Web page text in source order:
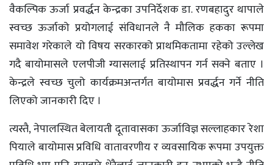
वैकल्पिक ऊर्जा प्रवर्द्धन केन्द्रका उपनिर्देशक डा. रणबहादुर थापाले
स्वच्छ ऊर्जाको प्रयोगलाई संविधानले नै मौलिक हकका रूपमा
समावेश गरेकाले यो विषय सरकारको प्राथमिकतामा रहेको उल्लेख
गदै बायोमासले एलपीजी ग्यासलाई प्रतिस्थापन गर्न सक्ने बताए ।
केन्द्रले स्वच्छ चुलो कार्यक्रमअन्तर्गत बायोमास प्रवर्द्धन गर्ने नीति
लिएको जानकारी दिए ।
त्यस्तै, नेपालस्थित बेलायती दूतावासका ऊर्जाविज्ञ सल्लाहकार रेशा
पियाले बायोमास प्रविधि वातावरणीय र व्यवसायिक रूपमा उपयुक्त